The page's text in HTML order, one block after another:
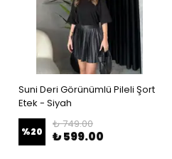
Suni Deri Görünümlü Pileli Şort
Etek - Siyah
%20
₺ 749.00
₺ 599.00